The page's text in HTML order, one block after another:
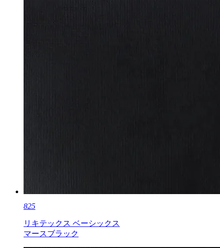
825
リキテックス ベーシックス
マースブラック